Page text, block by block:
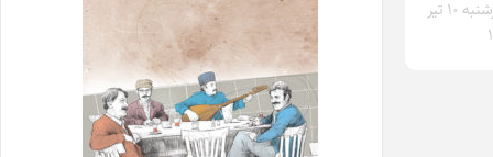
چهارشنبه ۱۰ تیر